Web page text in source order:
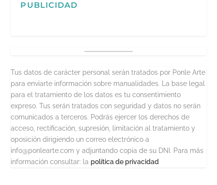
PUBLICIDAD
Tus datos de carácter personal serán tratados por Ponle Arte
para enviarte información sobre manualidades. La base legal
para el tratamiento de los datos es tu consentimiento
expreso. Tus serán tratados con seguridad y datos no serán
comunicados a terceros. Podrás ejercer los derechos de
acceso, rectificación, supresión, limitación al tratamiento y
oposición dirigiendo un correo electrónico a
info@ponlearte.com y adjuntando copia de su DNI. Para más
información consultar: la política de privacidad